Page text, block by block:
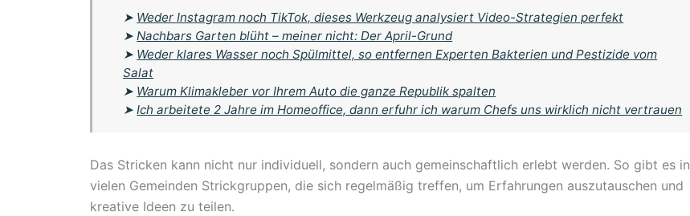
➤ Weder Instagram noch TikTok, dieses Werkzeug analysiert Video-Strategien perfekt
➤Nachbars Garten blüht – meiner nicht: Der April-Grund
➤ Weder klares Wasser noch Spülmittel, so entfernen Experten Bakterien und Pestizide vom
Salat
➤ Warum Klimakleber vor Ihrem Auto die ganze Republik spalten
➤Ich arbeitete 2 Jahre im Homeoffice, dann erfuhr ich warum Chefs uns wirklich nicht vertrauen
Das Stricken kann nicht nur individuell, sondern auch gemeinschaftlich erlebt werden. So gibt es in
vielen Gemeinden Strickgruppen, die sich regelmäßig treffen, um Erfahrungen auszutauschen und
kreative Ideen zu teilen.